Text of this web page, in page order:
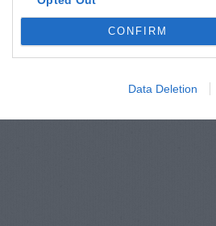
CONFIRM
Data Deletion